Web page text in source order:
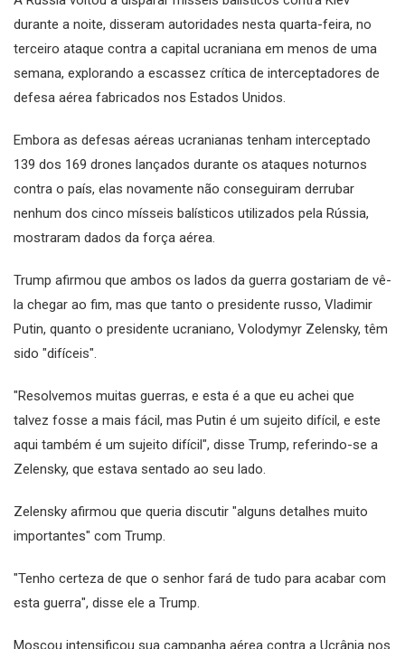
durante a noite, disseram autoridades nesta quarta-feira, no
terceiro ataque contra a capital ucraniana em menos de uma
semana, explorando a escassez crítica de interceptadores de
defesa aérea fabricados nos Estados Unidos.
Embora as defesas aéreas ucranianas tenham interceptado
139 dos 169 drones lançados durante os ataques noturnos
contra o país, elas novamente não conseguiram derrubar
nenhum dos cinco mísseis balísticos utilizados pela Rússia,
mostraram dados da força aérea.
Trump afirmou que ambos os lados da guerra gostariam de vê-
la chegar ao fim, mas que tanto o presidente russo, Vladimir
Putin, quanto o presidente ucraniano, Volodymyr Zelensky, têm
sido "difíceis".
"Resolvemos muitas guerras, e esta é a que eu achei que
talvez fosse a mais fácil, mas Putin é um sujeito difícil, e este
aqui também é um sujeito difícil", disse Trump, referindo-se a
Zelensky, que estava sentado ao seu lado.
Zelensky afirmou que queria discutir "alguns detalhes muito
importantes" com Trump.
"Tenho certeza de que o senhor fará de tudo para acabar com
esta guerra", disse ele a Trump.
Moscou intensificou sua campanha aérea contra a Ucrânia nos